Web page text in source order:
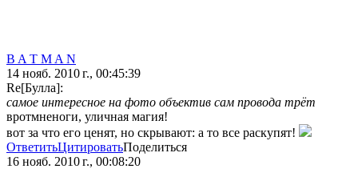
B A T M A N
14 нояб. 2010 г., 00:45:39
Re[Булла]:
самое интересное на фото объектив сам провода трёт
вротмненоги, уличная магия!
вот за что его ценят, но скрывают: а то все раскупят!
ОтветитьЦитироватьПоделиться
16 нояб. 2010 г., 00:08:20